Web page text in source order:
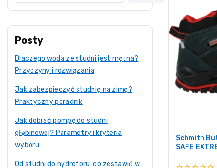
Schmith
SAFE
Posty
Dlaczego woda ze studni jest mętna?
Przyczyny i rozwiązania
Jak zabezpieczyć studnię na zimę?
Praktyczny poradnik
Jak dobrać pompę do studni
głębinowej? Parametry i kryteria
wyboru
Od studni do hydroforu: co zestawić w